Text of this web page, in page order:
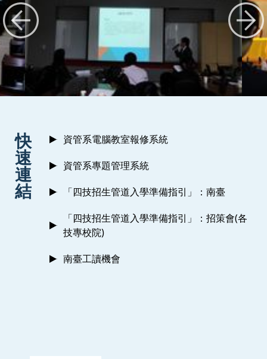
快
速
連
結
資管系電腦教室報修系統
資管系專題管理系統
「四技招生管道入學準備指引」：南臺
「四技招生管道入學準備指引」：招策會(各
技專校院)
南臺工讀機會